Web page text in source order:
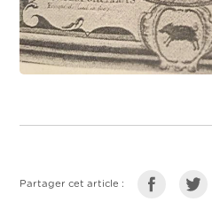
Partager cet article :